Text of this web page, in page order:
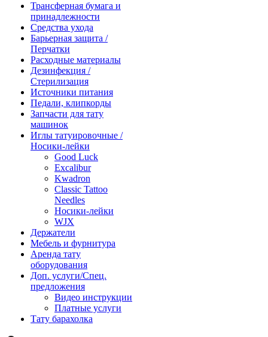
Трансферная бумага и
принадлежности
Средства ухода
Барьерная защита /
Перчатки
Расходные материалы
Дезинфекция /
Стерилизация
Источники питания
Педали, клипкорды
Запчасти для тату
машинок
Иглы татуировочные /
Носики-лейки
Good Luck
Excalibur
Kwadron
Classic Tattoo
Needles
Носики-лейки
WJX
Держатели
Мебель и фурнитура
Аренда тату
оборудования
Доп. услуги/Спец.
предложения
Видео инструкции
Платные услуги
Тату барахолка